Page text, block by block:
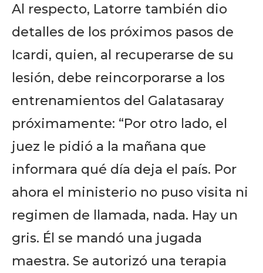
Al respecto, Latorre también dio
detalles de los próximos pasos de
Icardi, quien, al recuperarse de su
lesión, debe reincorporarse a los
entrenamientos del Galatasaray
próximamente: “Por otro lado, el
juez le pidió a la mañana que
informara qué día deja el país. Por
ahora el ministerio no puso visita ni
regimen de llamada, nada. Hay un
gris. Él se mandó una jugada
maestra. Se autorizó una terapia